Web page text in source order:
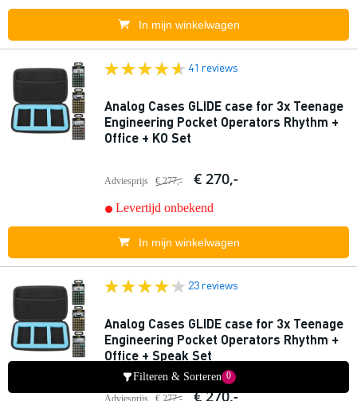
In mijn winkelwagen
41 reviews
Analog Cases GLIDE case for 3x Teenage
Engineering Pocket Operators Rhythm +
Office + KO Set
Adviesprijs € 277,- € 270,-
Levertijd onbekend
In mijn winkelwagen
23 reviews
Analog Cases GLIDE case for 3x Teenage
Engineering Pocket Operators Rhythm +
Office + Speak Set
Adviesprijs € 277,- € 270,-
Filteren & Sorteren 0